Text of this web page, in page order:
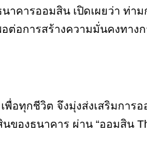
คารออมสิน เปิดเผยว่า ท่าม
ต่อการสร้างความมั่นคงทา
อทุกชีวิต จึงมุ่งส่งเสริมกา
องธนาคาร ผ่าน “ออมสิน